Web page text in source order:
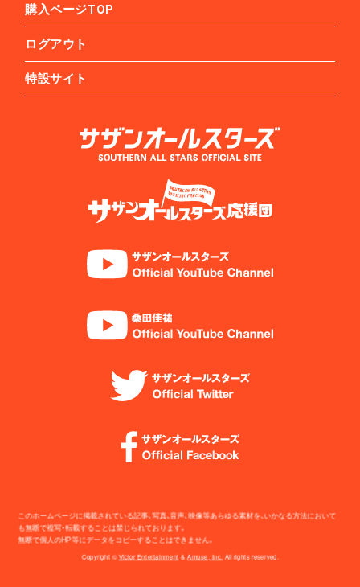
購入ページTOP
ログアウト
特設サイト
このホームページに掲載されている記事、写真、音声、映像等あらゆる素材を、いかなる方法において
も無断で複写・転載することは禁じられております。
無断で個人のHP等にデータをコピーすることはできません。
Copyright ©Victor Entertainment &Amuse, Inc. All rights reserved.